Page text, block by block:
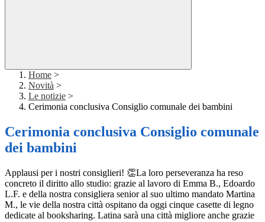
Home >
Novità >
Le notizie >
Cerimonia conclusiva Consiglio comunale dei bambini
Cerimonia conclusiva Consiglio comunale
dei bambini
Applausi per i nostri consiglieri! 👏La loro perseveranza ha reso
concreto il diritto allo studio: grazie al lavoro di Emma B., Edoardo
L.F. e della nostra consigliera senior al suo ultimo mandato Martina
M., le vie della nostra città ospitano da oggi cinque casette di legno
dedicate al booksharing. Latina sarà una città migliore anche grazie